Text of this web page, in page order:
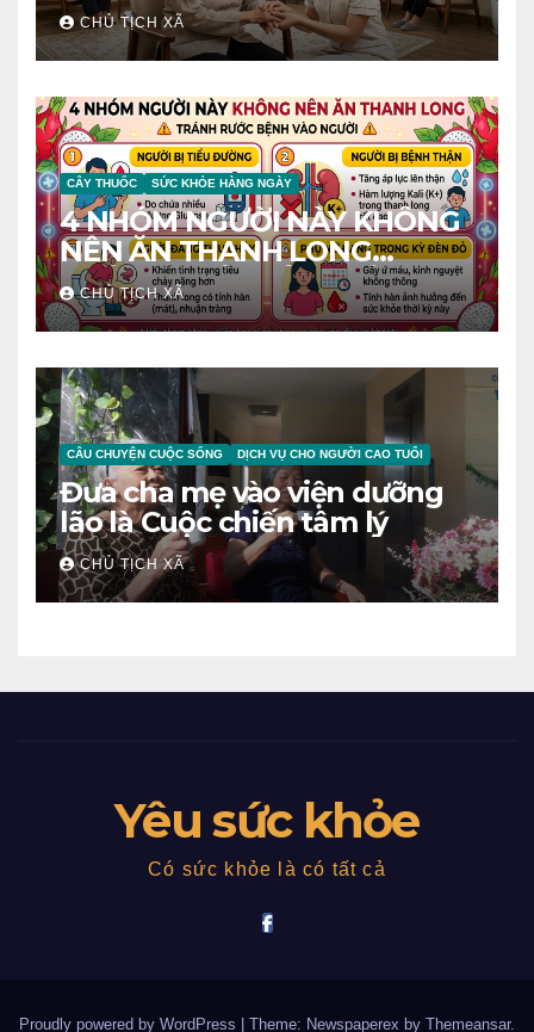
CHỦ TỊCH XÃ
CÂY THUỐC SỨC KHỎE HÀNG NGÀY
4 NHÓM NGƯỜI NÀY KHÔNG
NÊN ĂN THANH LONG
TRÁNH RƯỚC BỆNH VÀO
NGƯỜI
CHỦ TỊCH XÃ
CÂU CHUYỆN CUỘC SỐNG DỊCH VỤ CHO NGƯỜI CAO TUỔI
Đưa cha mẹ vào viện dưỡng
lão là Cuộc chiến tâm lý
CHỦ TỊCH XÃ
Yêu sức khỏe
Có sức khỏe là có tất cả
Proudly powered by WordPress Theme: Newspaperex by Themeansar.